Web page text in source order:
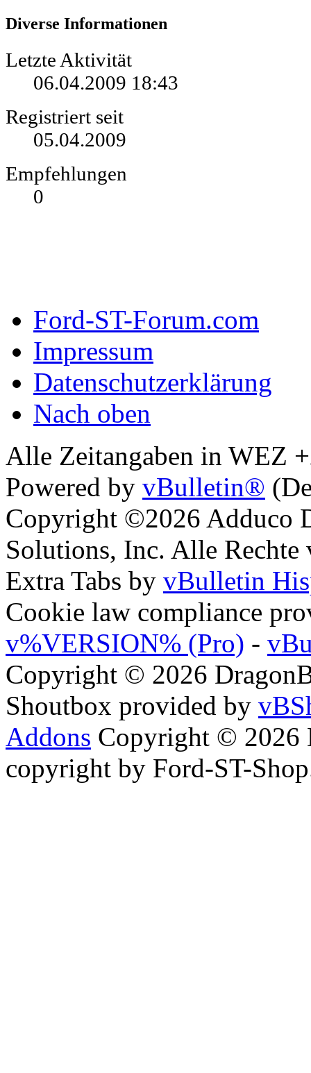
Diverse Informationen
Letzte Aktivität
06.04.2009 18:43
Registriert seit
05.04.2009
Empfehlungen
0
Ford-ST-Forum.com
Impressum
Datenschutzerklärung
Nach oben
Alle Zeitangaben in WEZ
Powered by vBulletin®
Copyright ©2026 Adduco
Solutions, Inc. Alle Rechte
Extra Tabs by vBulletin
Cookie law compliance
v%VERSION% (Pro) -
Copyright © 2026
Shoutbox provided by
Addons Copyright © 2026
copyright by Ford-ST-